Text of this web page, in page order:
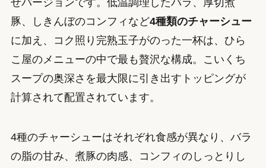
豚、しきんぼのコンフィなど4種類のチャーシュー
に加え、コク照り完熟玉子がのった一杯は、ひら
こ屋のメニューの中で最も贅沢な構成。こいくち
スープの奥深さを最大限に引き出すトッピングが
計算されて配置されています。
4種のチャーシューはそれぞれ食感が異なり、バラ
の脂の甘み、煮豚の肉感、コンフィのしっとりし